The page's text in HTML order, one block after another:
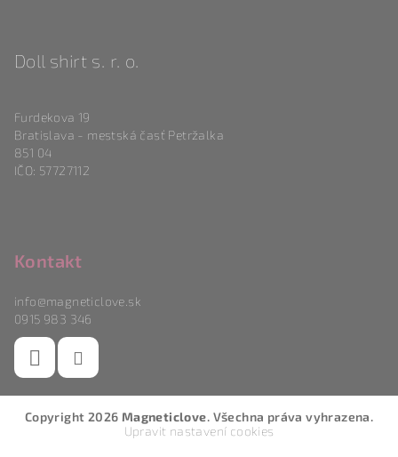
Doll shirt s. r. o.
Furdekova 19
Bratislava - mestská časť Petržalka
851 04
IČO: 57727112
Kontakt
info@magneticlove.sk
0915 983 346
Copyright 2026 Magneticlove. Všechna práva vyhrazena.
Upravit nastavení cookies